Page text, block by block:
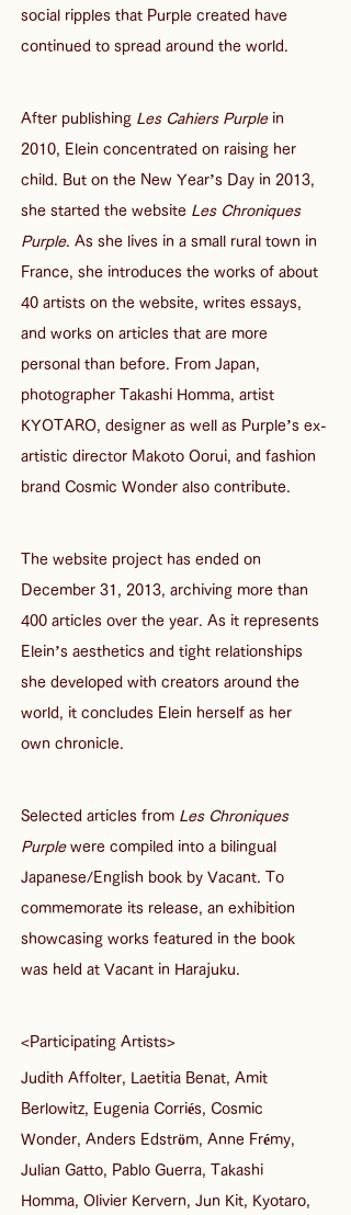
social ripples that Purple created have
continued to spread around the world.
After publishing Les Cahiers Purple in
2010, Elein concentrated on raising her
child. But on the New Year’s Day in 2013,
she started the website Les Chroniques
Purple. As she lives in a small rural town in
France, she introduces the works of about
40 artists on the website, writes essays,
and works on articles that are more
personal than before. From Japan,
photographer Takashi Homma, artist
KYOTARO, designer as well as Purple’s ex-
artistic director Makoto Oorui, and fashion
brand Cosmic Wonder also contribute.
The website project has ended on
December 31, 2013, archiving more than
400 articles over the year. As it represents
Elein’s aesthetics and tight relationships
she developed with creators around the
world, it concludes Elein herself as her
own chronicle.
Selected articles from Les Chroniques
Purple were compiled into a bilingual
Japanese/English book by Vacant. To
commemorate its release, an exhibition
showcasing works featured in the book
was held at Vacant in Harajuku.
<Participating Artists>
Judith Affolter, Laetitia Benat, Amit
Berlowitz, Eugenia Corriés, Cosmic
Wonder, Anders Edström, Anne Frémy,
Julian Gatto, Pablo Guerra, Takashi
Homma, Olivier Kervern, Jun Kit, Kyotaro,